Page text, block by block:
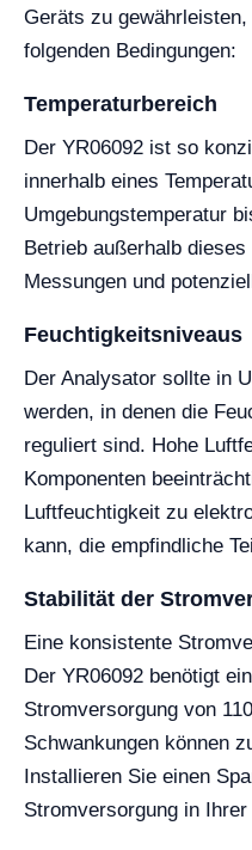
Geräts zu
folgenden Bedingungen:
Temperaturbereich
Der YR06092 ist so
innerhalb eines
Umgebungstemperatur
Betrieb außerhalb
Messungen und
Feuchtigkeitsniveaus
Der Analysator sollte in
werden, in denen die
reguliert sind. Hohe
Komponenten
Luftfeuchtigkeit zu
kann, die empfindliche
Stabilität der
Eine konsistente
Der YR06092 benötigt
Stromversorgung von
Schwankungen können
Installieren Sie einen
Stromversorgung in